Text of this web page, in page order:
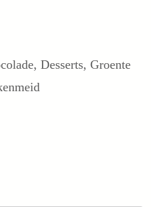
, Desserts, Groente